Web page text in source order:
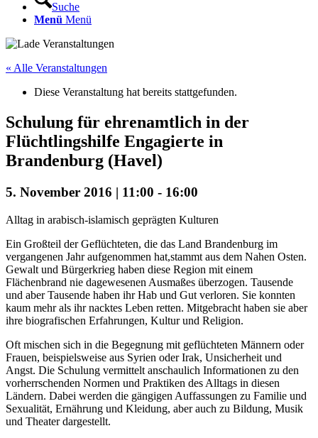
Suche
Menü Menü
« Alle Veranstaltungen
Diese Veranstaltung hat bereits stattgefunden.
Schulung für ehrenamtlich in der
Flüchtlingshilfe Engagierte in
Brandenburg (Havel)
5. November 2016 | 11:00 - 16:00
Alltag in arabisch-islamisch geprägten Kulturen
Ein Großteil der Geflüchteten, die das Land Brandenburg im
vergangenen Jahr aufgenommen hat,stammt aus dem Nahen Osten.
Gewalt und Bürgerkrieg haben diese Region mit einem
Flächenbrand nie dagewesenen Ausmaßes überzogen. Tausende
und aber Tausende haben ihr Hab und Gut verloren. Sie konnten
kaum mehr als ihr nacktes Leben retten. Mitgebracht haben sie aber
ihre biografischen Erfahrungen, Kultur und Religion.
Oft mischen sich in die Begegnung mit geflüchteten Männern oder
Frauen, beispielsweise aus Syrien oder Irak, Unsicherheit und
Angst. Die Schulung vermittelt anschaulich Informationen zu den
vorherrschenden Normen und Praktiken des Alltags in diesen
Ländern. Dabei werden die gängigen Auffassungen zu Familie und
Sexualität, Ernährung und Kleidung, aber auch zu Bildung, Musik
und Theater dargestellt.